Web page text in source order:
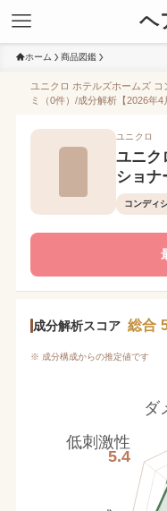
ヘ
ホーム 商品図鑑
ユニクロ ホテルズホームズ
ミ（0件）/成分解析【2026年4
ユニクロ
ユニク
ショナ
コンディ
成分解析スコア 総合
※ 成分構成からの推定値です
ダ
低刺激性
5.4